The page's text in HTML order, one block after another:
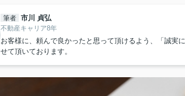
筆者 市川 貞弘
不動産キャリア8年
お客様に、頼んで良かったと思って頂けるよう、「誠実
せて頂いております。